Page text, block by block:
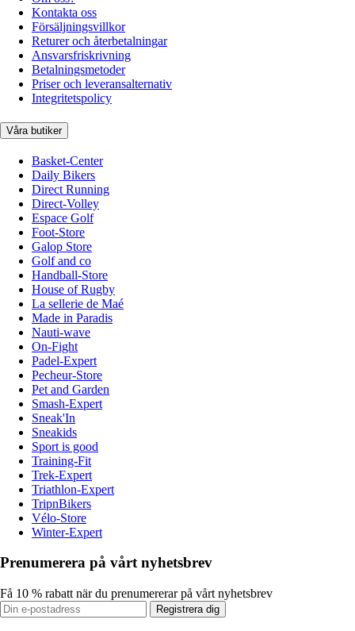
Kontakta oss
Försäljningsvillkor
Returer och återbetalningar
Ansvarsfriskrivning
Betalningsmetoder
Priser och leveransalternativ
Integritetspolicy
Våra butiker
Basket-Center
Daily Bikers
Direct Running
Direct-Volley
Espace Golf
Foot-Store
Galop Store
Golf and co
Handball-Store
House of Rugby
La sellerie de Maé
Made in Paradis
Nauti-wave
On-Fight
Padel-Expert
Pecheur-Store
Pet and Garden
Smash-Expert
Sneak'In
Sneakids
Sport is good
Training-Fit
Trek-Expert
Triathlon-Expert
TripnBikers
Vélo-Store
Winter-Expert
Prenumerera på vårt nyhetsbrev
Få 10 % rabatt när du prenumererar på vårt nyhetsbrev
Registrera dig